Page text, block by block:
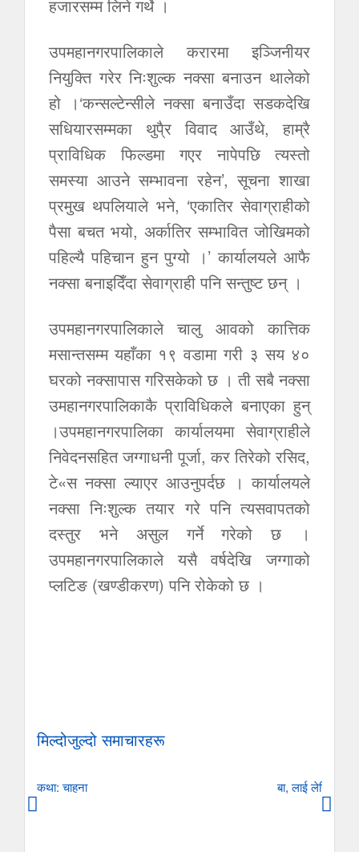
हजारसम्म लिने गर्थे ।
उपमहानगरपालिकाले करारमा इञ्जिनीयर
नियुक्ति गरेर निःशुल्क नक्सा बनाउन थालेको
हो ।‘कन्सल्टेन्सीले नक्सा बनाउँदा सडकदेखि
सधियारसम्मका थुपै्र विवाद आउँथे, हाम्रै
प्राविधिक फिल्डमा गएर नापेपछि त्यस्तो
समस्या आउने सम्भावना रहेन’, सूचना शाखा
प्रमुख थपलियाले भने, ‘एकातिर सेवाग्राहीको
पैसा बचत भयो, अर्कातिर सम्भावित जोखिमको
पहिल्यै पहिचान हुन पुग्यो ।’ कार्यालयले आफै
नक्सा बनाइदिँदा सेवाग्राही पनि सन्तुष्ट छन् ।
उपमहानगरपालिकाले चालु आवको कात्तिक
मसान्तसम्म यहाँका १९ वडामा गरी ३ सय ४०
घरको नक्सापास गरिसकेको छ । ती सबै नक्सा
उमहानगरपालिकाकै प्राविधिकले बनाएका हुन्
।उपमहानगरपालिका कार्यालयमा सेवाग्राहीले
निवेदनसहित जग्गाधनी पूर्जा, कर तिरेको रसिद,
टे«स नक्सा ल्याएर आउनुपर्दछ । कार्यालयले
नक्सा निःशुल्क तयार गरे पनि त्यसवापतको
दस्तुर भने असुल गर्ने गरेको छ ।
उपमहानगरपालिकाले यसै वर्षदेखि जग्गाको
प्लटिङ (खण्डीकरण) पनि रोकेको छ ।
मिल्दोजुल्दो समाचारहरू
कथा: चाहना बा, लाई लेखिएको